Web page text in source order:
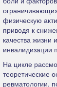
физическую
приводя к
качества жизни и
инвалидизации
На цикле
теоретические
ревматологии,